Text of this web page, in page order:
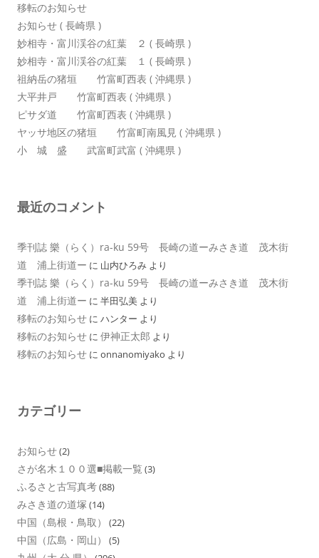
移転のお知らせ
お知らせ ( 長崎県 )
妙相寺・富川渓谷の紅葉 ２ ( 長崎県 )
妙相寺・富川渓谷の紅葉 １ ( 長崎県 )
祖納岳の猪垣 竹富町西表 ( 沖縄県 )
大平井戸 竹富町西表 ( 沖縄県 )
ピサダ道 竹富町西表 ( 沖縄県 )
ヤッサ地区の猪垣 竹富町南風見 ( 沖縄県 )
小 城 盛 武富町武富 ( 沖縄県 )
最近のコメント
季刊誌 樂（らく）ra-ku 59号 長崎の道ーみさき道 茂木街
道 浦上街道ー に 山内ひろみ より
季刊誌 樂（らく）ra-ku 59号 長崎の道ーみさき道 茂木街
道 浦上街道ー に 半田弘美 より
移転のお知らせ に ハンター より
移転のお知らせ に 伊神正太郎 より
移転のお知らせ に onnanomiyako より
カテゴリー
お知らせ(2)
さが名木１００選■掲載一覧 (3)
ふるさと古写真考(88)
みさき道の道塚 (14)
中国（島根・鳥取） (22)
中国（広島・岡山） (5)